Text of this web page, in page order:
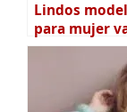
Lindos
para mujer